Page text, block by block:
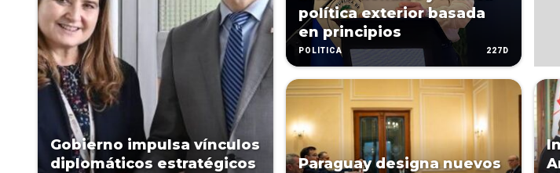
Gobierno impulsa vínculos
diplomáticos estratégicos
política exterior basada
en principios
POLÍTICA 227D
Paraguay designa nuevos